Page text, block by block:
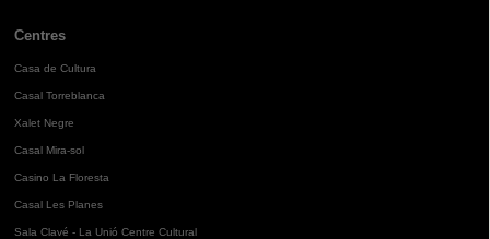
Centres
Casa de Cultura
Casal Torreblanca
Xalet Negre
Casal Mira-sol
Casino La Floresta
Casal Les Planes
Sala Clavé - La Unió Centre Cultural